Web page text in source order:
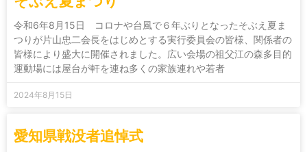
令和6年8月15日 コロナや台風で６年ぶりとなったそぶえ夏ま
つりが片山忠二会長をはじめとする実行委員会の皆様、関係者の
皆様により盛大に開催されました。広い会場の祖父江の森多目的
運動場には屋台が軒を連ね多くの家族連れや若者
2024年8月15日
愛知県戦没者追悼式